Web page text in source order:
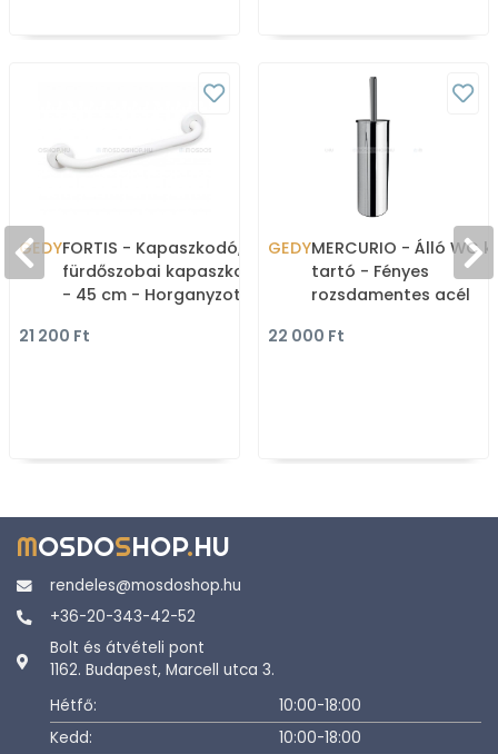
GEDYFORTIS - Kapaszkodó,
fürdőszobai kapaszkodó
- 45 cm - Horganyzott
21 200 Ft
GEDYMERCURIO - Álló WC
tartó - Fényes
rozsdamentes acél
22 000 Ft
MOSDOSHOP.HU
rendeles@mosdoshop.hu
+36-20-343-42-52
Bolt és átvételi pont
1162. Budapest, Marcell utca 3.
Hétfő:
10:00-18:00
Kedd:
10:00-18:00